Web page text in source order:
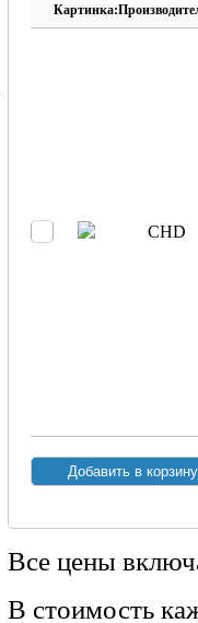
Картинка:
CHD
Все цены
В стоимость